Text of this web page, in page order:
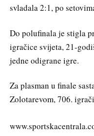
svladala 2:1, po
Do polufinala je stigla
igračice svijeta, 21-
jedne odigrane igre.
Za plasman u finale
Zolotarevom, 706.